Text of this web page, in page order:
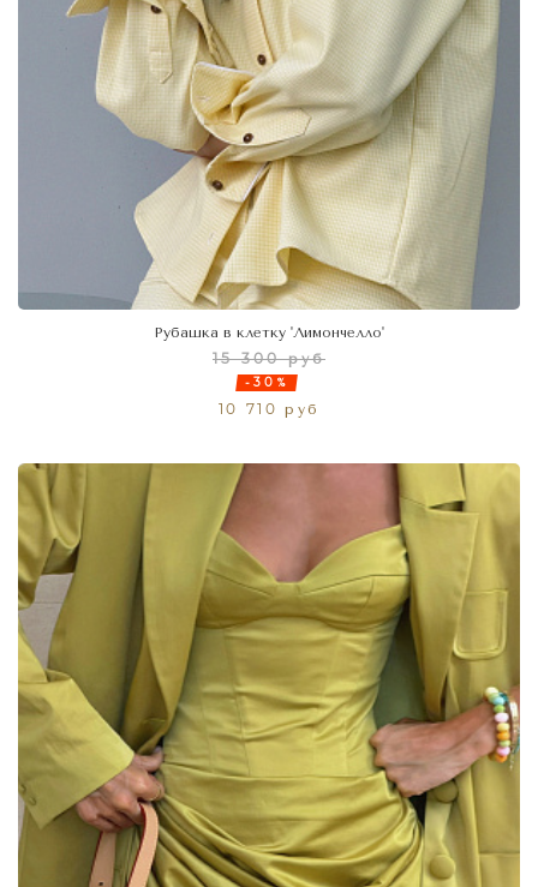
Рубашка в клетку 'Лимончелло'
15 300 руб
-30%
10 710 руб